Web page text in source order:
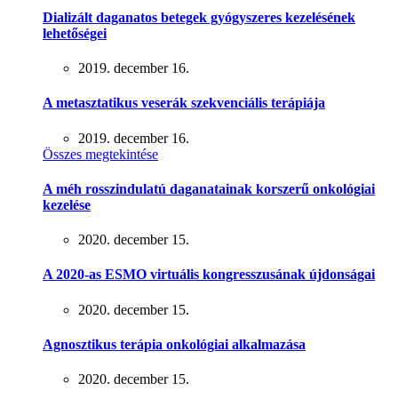
Dializált daganatos betegek gyógyszeres kezelésének
lehetőségei
2019. december 16.
A metasztatikus veserák szekvenciális terápiája
2019. december 16.
Összes megtekintése
A méh rosszindulatú daganatainak korszerű onkológiai
kezelése
2020. december 15.
A 2020-as ESMO virtuális kongresszusának újdonságai
2020. december 15.
Agnosztikus terápia onkológiai alkalmazása
2020. december 15.